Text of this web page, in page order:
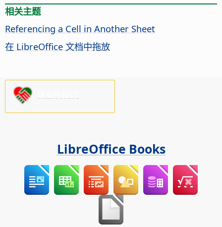
相关主题
Referencing a Cell in Another Sheet
在 LibreOffice 文档中拖放
LibreOffice Books